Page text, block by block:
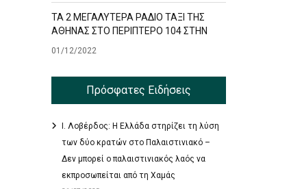
ΤΑ 2 ΜΕΓΑΛΥΤΕΡΑ ΡΑΔΙΟ ΤΑΞΙ ΤΗΣ
ΑΘΗΝΑΣ ΣΤΟ ΠΕΡΙΠΤΕΡΟ 104 ΣΤΗΝ
01/12/2022
Πρόσφατες Ειδήσεις
Ι. Λοβέρδος: Η Ελλάδα στηρίζει τη λύση
των δύο κρατών στο Παλαιστινιακό –
Δεν μπορεί ο παλαιστινιακός λαός να
εκπροσωπείται από τη Χαμάς